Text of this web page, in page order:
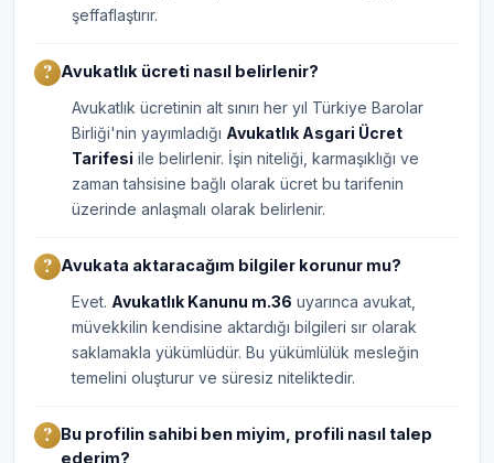
şeffaflaştırır.
Avukatlık ücreti nasıl belirlenir?
Avukatlık ücretinin alt sınırı her yıl Türkiye Barolar
Birliği'nin yayımladığı Avukatlık Asgari Ücret
Tarifesi ile belirlenir. İşin niteliği, karmaşıklığı ve
zaman tahsisine bağlı olarak ücret bu tarifenin
üzerinde anlaşmalı olarak belirlenir.
Avukata aktaracağım bilgiler korunur mu?
Evet. Avukatlık Kanunu m.36 uyarınca avukat,
müvekkilin kendisine aktardığı bilgileri sır olarak
saklamakla yükümlüdür. Bu yükümlülük mesleğin
temelini oluşturur ve süresiz niteliktedir.
Bu profilin sahibi ben miyim, profili nasıl talep
ederim?